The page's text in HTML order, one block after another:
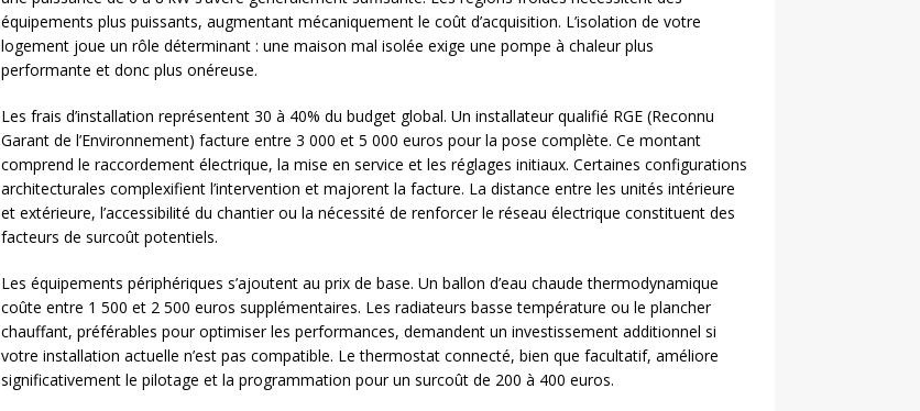
équipements plus puissants, augmentant mécaniquement le coût d’acquisition. L’isolation de votre
logement joue un rôle déterminant : une maison mal isolée exige une pompe à chaleur plus
performante et donc plus onéreuse.
Les frais d’installation représentent 30 à 40% du budget global. Un installateur qualifié RGE (Reconnu
Garant de l’Environnement) facture entre 3 000 et 5 000 euros pour la pose complète. Ce montant
comprend le raccordement électrique, la mise en service et les réglages initiaux. Certaines configurations
architecturales complexifient l’intervention et majorent la facture. La distance entre les unités intérieure
et extérieure, l’accessibilité du chantier ou la nécessité de renforcer le réseau électrique constituent des
facteurs de surcoût potentiels.
Les équipements périphériques s’ajoutent au prix de base. Un ballon d’eau chaude thermodynamique
coûte entre 1 500 et 2 500 euros supplémentaires. Les radiateurs basse température ou le plancher
chauffant, préférables pour optimiser les performances, demandent un investissement additionnel si
votre installation actuelle n’est pas compatible. Le thermostat connecté, bien que facultatif, améliore
significativement le pilotage et la programmation pour un surcoût de 200 à 400 euros.